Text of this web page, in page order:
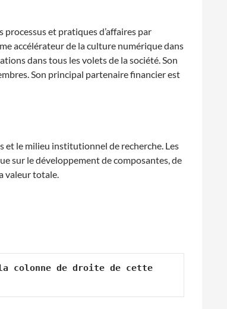
et pratiques d’affaires par
accélérateur de la culture numérique dans
dans tous les volets de la société. Son
Son principal partenaire financier est
et le milieu institutionnel de recherche. Les
sur le développement de composantes, de
valeur totale.
colonne de droite de cette